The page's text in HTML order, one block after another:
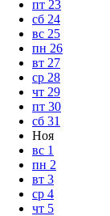
пт 23
сб 24
вс 25
пн 26
вт 27
ср 28
чт 29
пт 30
сб 31
Ноя
вс 1
пн 2
вт 3
ср 4
чт 5